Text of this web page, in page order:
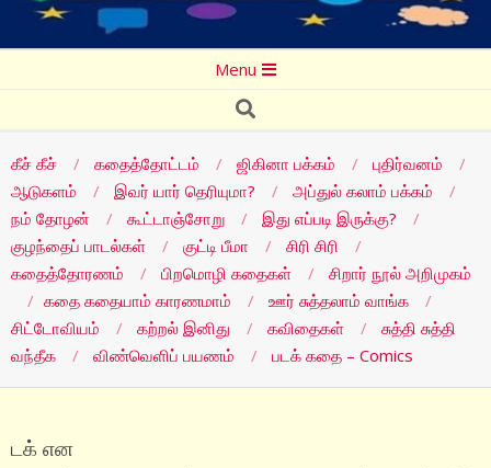
Menu
Search
கீச் கீச் கதைத்தோட்டம் ஜிகினா பக்கம்
புதிர்வனம்
ஆடுகளம்
இவர் யார் தெரியுமா?
அப்துல் கலாம் பக்கம்
நம் தோழன்
கூட்டாஞ்சோறு
இது எப்படி இருக்கு?
குழந்தைப் பாடல்கள்
குட்டி பீமா
சிரி சிரி
கதைத்தோரணம்
பிறமொழி கதைகள்
சிறார் நூல் அறிமுகம்
கதை கதையாம் காரணமாம்
ஊர் சுத்தலாம் வாங்க
சிட்டோவியம்
கற்றல் இனிது கவிதைகள்
சுத்தி சுத்தி
வந்தீக
விண்வெளிப் பயணம் படக் கதை – Comics
டக் என